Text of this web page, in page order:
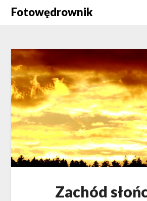
SkipFotowędrownik
Zachód